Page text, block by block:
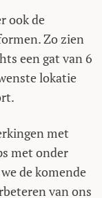
ook de
Zo zien
een gat van 6
lokatie
met
met onder
de komende
van ons